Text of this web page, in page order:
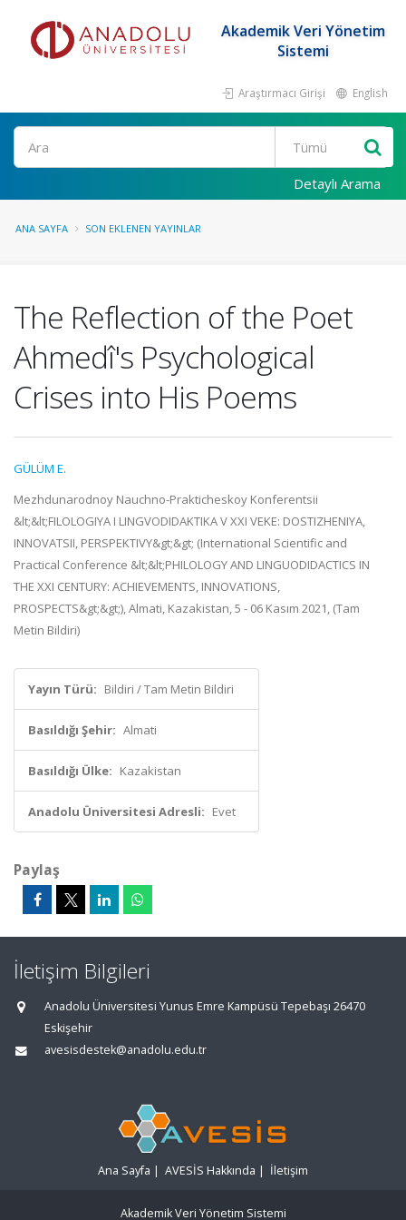
Akademik Veri Yönetim
Sistemi
Araştırmacı Girişi English
Ara
Detaylı Arama
ANA SAYFA SON EKLENEN YAYINLAR
The Reflection of the Poet
Ahmedî's Psychological
Crises into His Poems
GÜLÜM E.
Mezhdunarodnoy Nauchno-Prakticheskoy Konferentsii
&lt;&lt;FILOLOGIYA I LINGVODIDAKTIKA V XXI VEKE: DOSTIZHENIYA,
INNOVATSII, PERSPEKTIVY&gt;&gt; (International Scientific and
Practical Conference &lt;&lt;PHILOLOGY AND LINGUODIDACTICS IN
THE XXI CENTURY: ACHIEVEMENTS, INNOVATIONS,
PROSPECTS&gt;&gt;), Almati, Kazakistan, 5 - 06 Kasım 2021, (Tam
Metin Bildiri)
Yayın Türü: Bildiri / Tam Metin Bildiri
Basıldığı Şehir: Almati
Basıldığı Ülke: Kazakistan
Anadolu Üniversitesi Adresli: Evet
Paylaş
İletişim Bilgileri
Anadolu Üniversitesi Yunus Emre Kampüsü Tepebaşı 26470
Eskişehir
avesisdestek@anadolu.edu.tr
Ana Sayfa | AVESİS Hakkında | İletişim
Akademik Veri Yönetim Sistemi